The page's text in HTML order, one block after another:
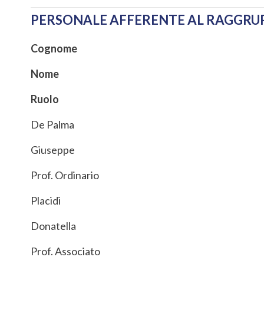
PERSONALE AFFERENTE AL
Cognome
Nome
Ruolo
De Palma
Giuseppe
Prof. Ordinario
Placidi
Donatella
Prof. Associato